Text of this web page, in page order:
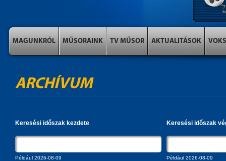
MAGUNKRÓL MŰSORAINK TV MŰSOR AKTUALITÁSOK VOKS
ARCHÍVUM
Keresési időszak kezdete
Például 2026-08-09
Keresési időszak
Például 2026-08-09